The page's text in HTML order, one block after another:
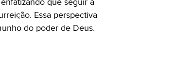
que seguir a
Essa perspectiva
do poder de Deus.